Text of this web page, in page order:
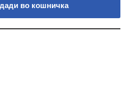
во кошничка